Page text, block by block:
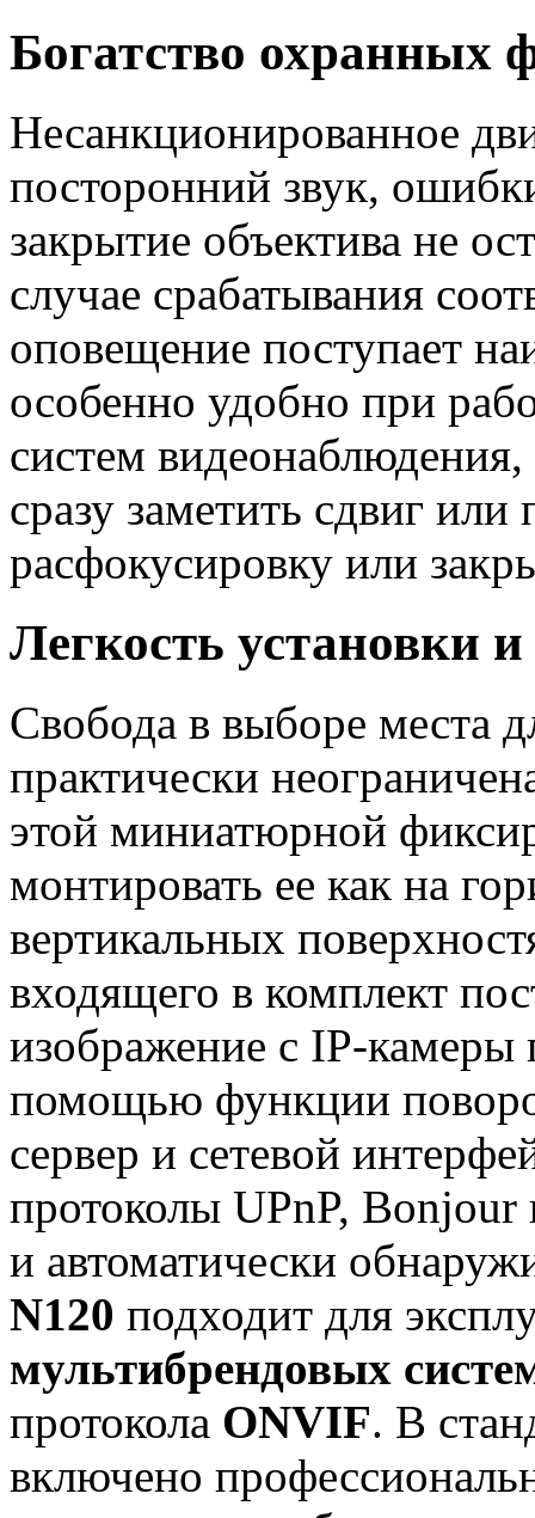
Богатство охранных
Несанкционированное
посторонний звук,
закрытие объектива не
случае срабатывания
оповещение поступает
особенно удобно при
систем видеонаблюдения,
сразу заметить сдвиг или
расфокусировку или
Легкость установки
Свобода в выборе места
практически
этой миниатюрной
монтировать ее как на
вертикальных
входящего в комплект
изображение с IP-
помощью функции
сервер и сетевой
протоколы UPnP,
и автоматически
N120 подходит для
мультибрендовых
протокола ONVIF. В
включено